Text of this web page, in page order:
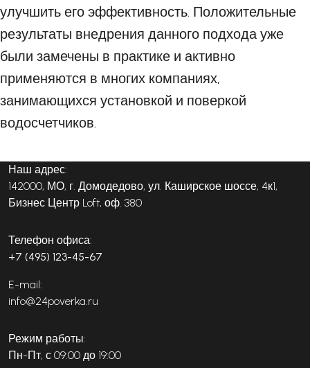
улучшить его эффективность. Положительные
результаты внедрения данного подхода уже
были замечены в практике и активно
применяются в многих компаниях,
занимающихся установкой и поверкой
водосчетчиков.
Наш адрес:
142000, МО, г. Домодедово, ул. Каширское шоссе, 4к1,
Бизнес Центр Loft, оф. 380
Телефон офиса:
+7 (495) 123-45-67
E-mail:
info@24poverka.ru
Режим работы:
Пн-Пт, с 09:00 до 19:00